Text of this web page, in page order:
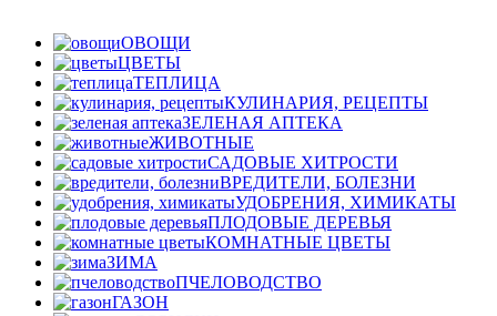
ОВОЩИ
ЦВЕТЫ
ТЕПЛИЦА
КУЛИНАРИЯ, РЕЦЕПТЫ
ЗЕЛЕНАЯ АПТЕКА
ЖИВОТНЫЕ
САДОВЫЕ ХИТРОСТИ
ВРЕДИТЕЛИ, БОЛЕЗНИ
УДОБРЕНИЯ, ХИМИКАТЫ
ПЛОДОВЫЕ ДЕРЕВЬЯ
КОМНАТНЫЕ ЦВЕТЫ
ЗИМА
ПЧЕЛОВОДСТВО
ГАЗОН